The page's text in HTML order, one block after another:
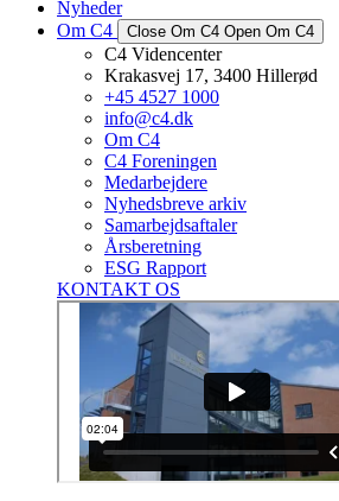
Nyheder
Om C4
Close Om C4 Open Om C4
C4 Videncenter
Krakasvej 17, 3400 Hillerød
+45 4527 1000
info@c4.dk
Om C4
C4 Foreningen
Medarbejdere
Nyhedsbreve arkiv
Samarbejdsaftaler
Årsberetning
ESG Rapport
KONTAKT OS